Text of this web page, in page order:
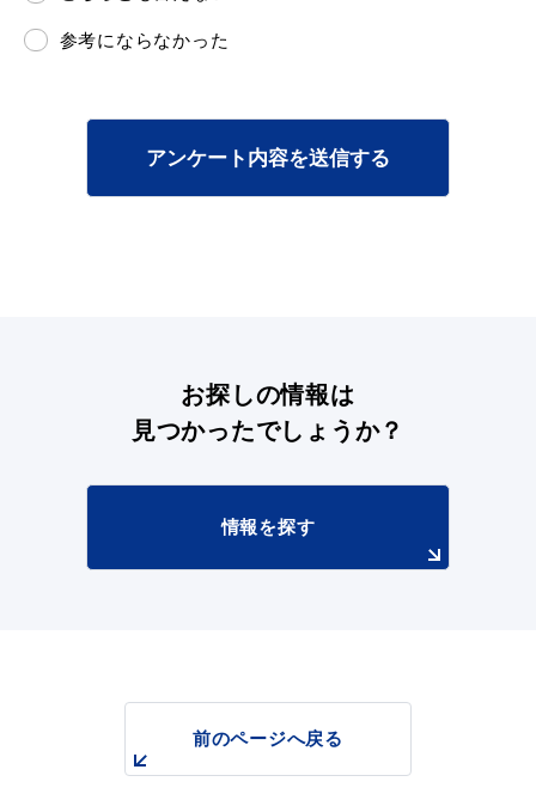
浜田市庁舎の
ご案内
お問い合わせ
参考にならなかった
アンケート内容を送信する
お探しの情報は
見つかったでしょうか？
情報を探す
前のページへ戻る